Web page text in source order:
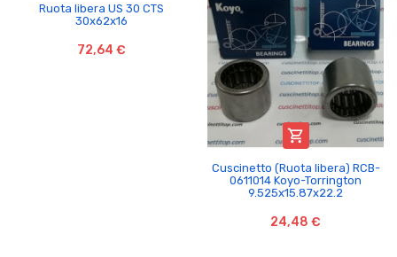
Ruota libera US 30 CTS
30x62x16
72,64 €

Cuscinetto (Ruota libera) RCB-
0611014 Koyo-Torrington
9.525x15.87x22.2
24,48 €